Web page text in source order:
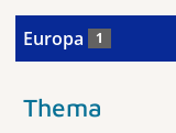
Europa 1
Thema